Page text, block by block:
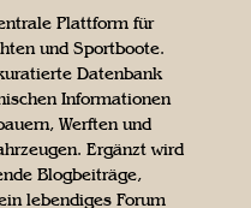
Plattform für
und Sportboote.
Datenbank
Informationen
Werften und
Ergänzt wird
Blogbeiträge,
lebendiges Forum